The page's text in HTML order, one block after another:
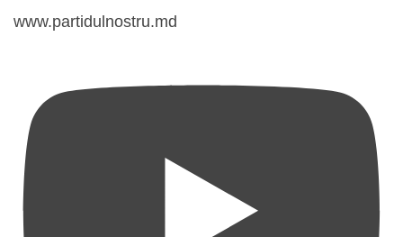
www.partidulnostru.md